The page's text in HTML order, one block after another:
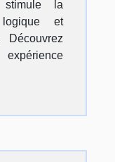
stimule la
et
Découvrez